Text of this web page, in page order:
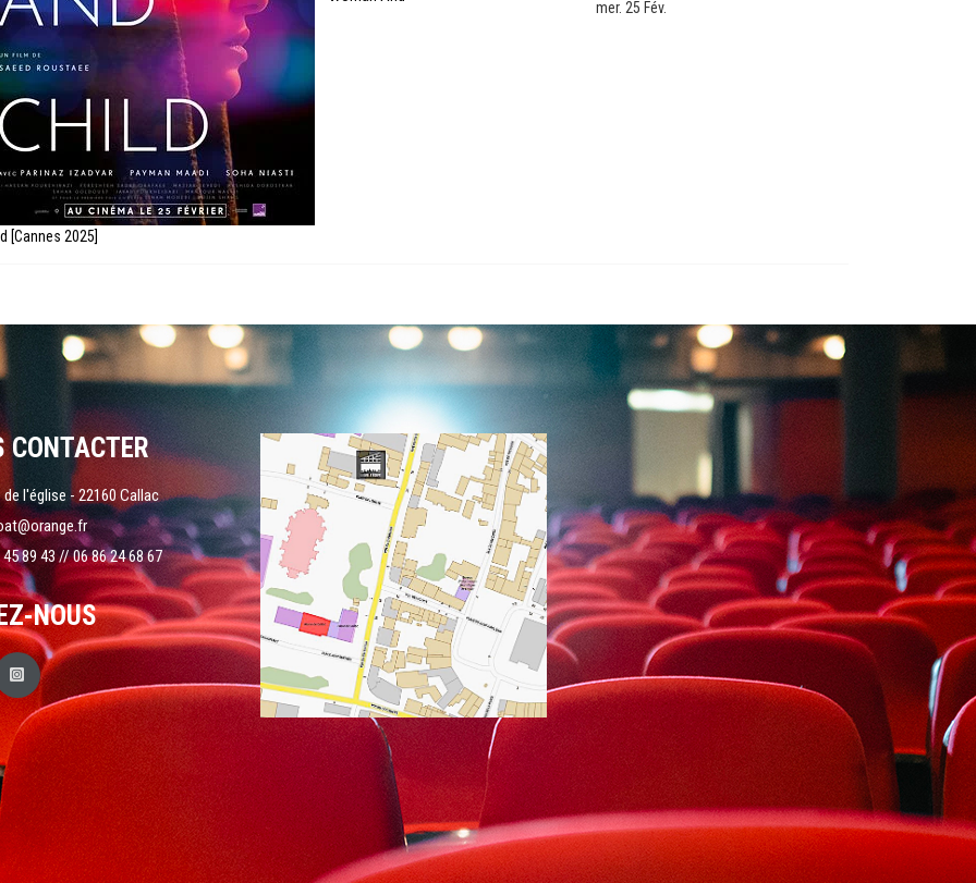
[Cannes 2025]
mer. 25 Fév.
CONTACTER
de l'église - 22160 Callac
89 43 // 06 86 24 68 67
NOUS